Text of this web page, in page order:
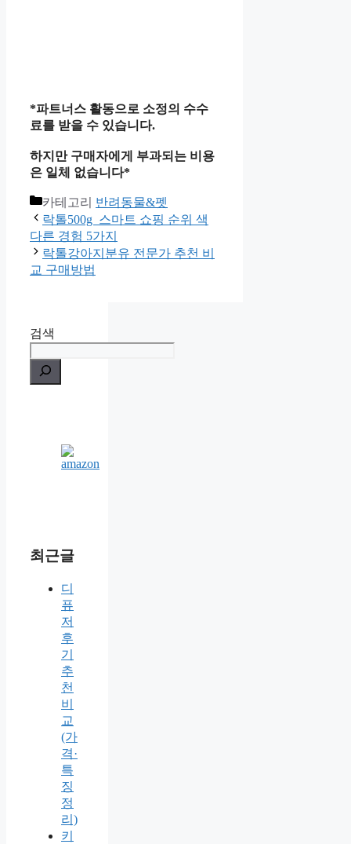
*파트너스 활동으로 소정의 수수
료를 받을 수 있습니다.
하지만 구매자에게 부과되는 비용
은 일체 없습니다*
카테고리 반려동물&펫
락톨500g 스마트 쇼핑 순위 색
다른 경험 5가지
락톨강아지분유 전문가 추천 비
교 구매방법
검색
최근글
디
퓨
저
후
기
추
천
비
교
(가
격·
특
징
정
리)
키